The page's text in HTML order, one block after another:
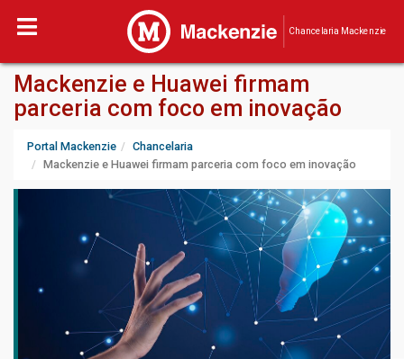
Chancelaria Mackenzie
Mackenzie e Huawei firmam
parceria com foco em inovação
Portal Mackenzie
Chancelaria
Mackenzie e Huawei firmam parceria com foco em inovação